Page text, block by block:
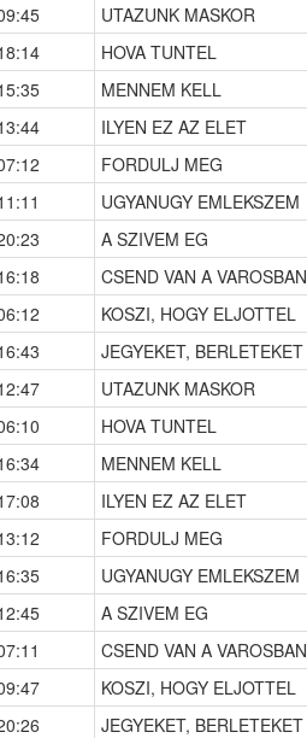
UTAZUNK MASKOR
HOVA TUNTEL
MENNEM KELL
ILYEN EZ AZ ELET
FORDULJ MEG
UGYANUGY EMLEKSZEM
A SZIVEM EG
CSEND VAN A VAROSBAN
KOSZI, HOGY ELJOTTEL
JEGYEKET, BERLETEKET
UTAZUNK MASKOR
HOVA TUNTEL
MENNEM KELL
ILYEN EZ AZ ELET
FORDULJ MEG
UGYANUGY EMLEKSZEM
A SZIVEM EG
CSEND VAN A VAROSBAN
KOSZI, HOGY ELJOTTEL
JEGYEKET, BERLETEKET